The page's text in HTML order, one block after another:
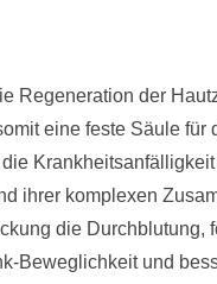
Regeneration der
eine feste Säule für
die
ihrer komplexen
die Durchblutung,
Beweglichkeit und